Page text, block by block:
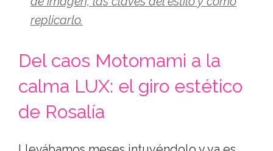
replicarlo.
Del caos Motomami a la
calma LUX: el giro estético
de Rosalía